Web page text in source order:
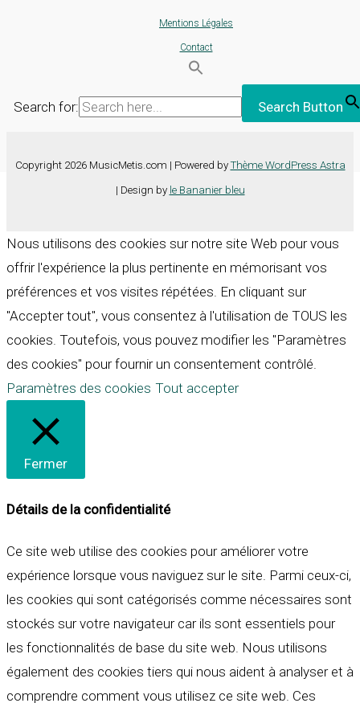
Mentions Légales
Contact
Search for: Search Button
Copyright 2026 MusicMetis.com | Powered by Thème WordPress Astra
| Design by le Bananier bleu
Nous utilisons des cookies sur notre site Web pour vous
offrir l'expérience la plus pertinente en mémorisant vos
préférences et vos visites répétées. En cliquant sur
"Accepter tout", vous consentez à l'utilisation de TOUS les
cookies. Toutefois, vous pouvez modifier les "Paramètres
des cookies" pour fournir un consentement contrôlé.
Paramètres des cookies Tout accepter
Fermer
Détails de la confidentialité
Ce site web utilise des cookies pour améliorer votre
expérience lorsque vous naviguez sur le site. Parmi ceux-ci,
les cookies qui sont catégorisés comme nécessaires sont
stockés sur votre navigateur car ils sont essentiels pour
les fonctionnalités de base du site web. Nous utilisons
également des cookies tiers qui nous aident à analyser et à
comprendre comment vous utilisez ce site web. Ces